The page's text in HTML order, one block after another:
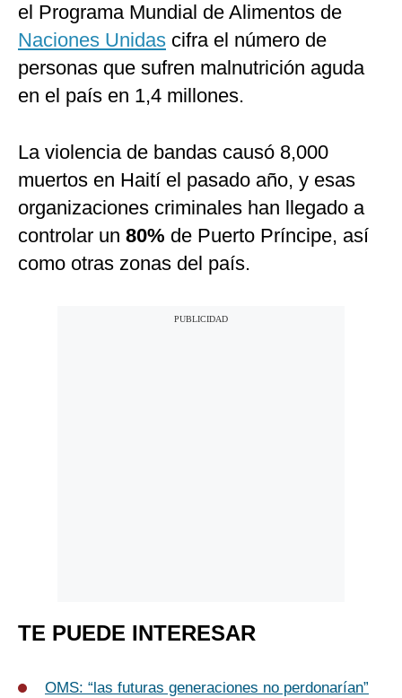
el Programa Mundial de Alimentos de
Naciones Unidas cifra el número de
personas que sufren malnutrición aguda
en el país en 1,4 millones.
La violencia de bandas causó 8,000
muertos en Haití el pasado año, y esas
organizaciones criminales han llegado a
controlar un 80% de Puerto Príncipe, así
como otras zonas del país.
TE PUEDE INTERESAR
OMS: “las futuras generaciones no perdonarían”